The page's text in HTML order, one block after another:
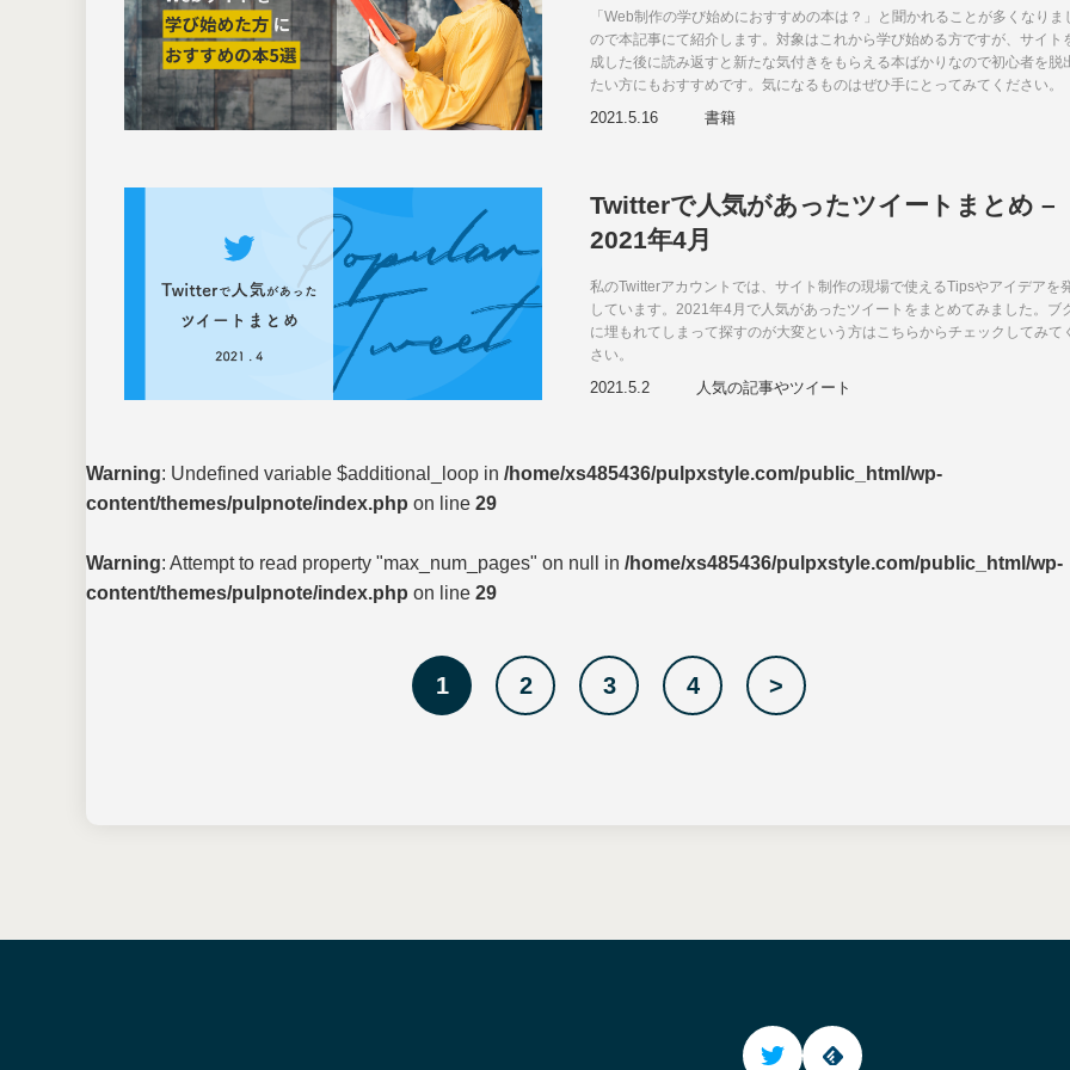
「Web制作の学び始めにおすすめの本は？」と聞かれることが多くなりま
ので本記事にて紹介します。対象はこれから学び始める方ですが、サイト
成した後に読み返すと新たな気付きをもらえる本ばかりなので初心者を脱
たい方にもおすすめです。気になるものはぜひ手にとってみてください。
2021.5.16 書籍
Twitterで人気があったツイートまとめ –
2021年4月
私のTwitterアカウントでは、サイト制作の現場で使えるTipsやアイデアを
しています。2021年4月で人気があったツイートをまとめてみました。ブ
に埋もれてしまって探すのが大変という方はこちらからチェックしてみて
さい。
2021.5.2 人気の記事やツイート
Warning: Undefined variable $additional_loop in /home/xs485436/pulpxstyle.com/public_html/wp-
content/themes/pulpnote/index.php on line 29
Warning: Attempt to read property "max_num_pages" on null in /home/xs485436/pulpxstyle.com/public_html/wp-
content/themes/pulpnote/index.php on line 29
1 2 3 4 >